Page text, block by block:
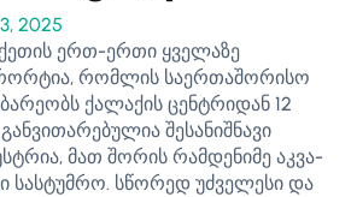
2025
ერთ-ერთი ყველაზე
რომლის საერთაშორისო
ქალაქის ცენტრიდან 12
შესანიშნავი
მათ შორის რამდენიმე აკვა-
სასტუმრო. სწორედ უძველესი და